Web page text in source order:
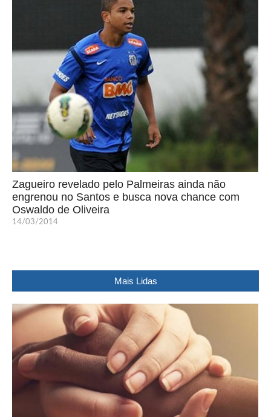
Zagueiro revelado pelo Palmeiras ainda não
engrenou no Santos e busca nova chance com
Oswaldo de Oliveira
14/03/2014
Mais Lidas